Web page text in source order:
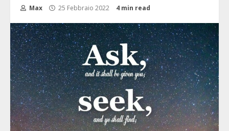
Max 25 Febbraio 2022 4 min read